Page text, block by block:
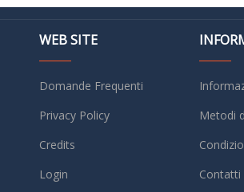
WEB SITE
Domande Frequenti
Privacy Policy
Credits
Login
Metodi
Contatti